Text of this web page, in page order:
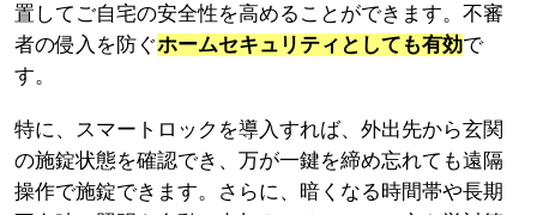
置してご自宅の安全性を高めることができます。不審
者の侵入を防ぐホームセキュリティとしても有効で
す。
特に、スマートロックを導入すれば、外出先から玄関
の施錠状態を確認でき、万が一鍵を締め忘れても遠隔
操作で施錠できます。さらに、暗くなる時間帯や長期